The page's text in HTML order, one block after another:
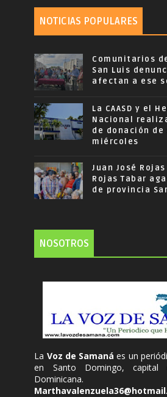
NOTICIAS POPULARES
Comunitarios
San Luis
afectan a ese
La CAASD y el
Nacional
de donación
miércoles
Juan José
Rojas Tabar
de provincia
NOSOTROS
La Voz de Samanáes un
en Santo Domingo, capital
Dominicana.